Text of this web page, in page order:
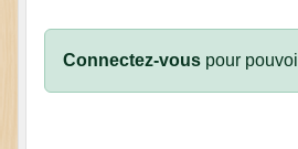
Connectez-vous pour